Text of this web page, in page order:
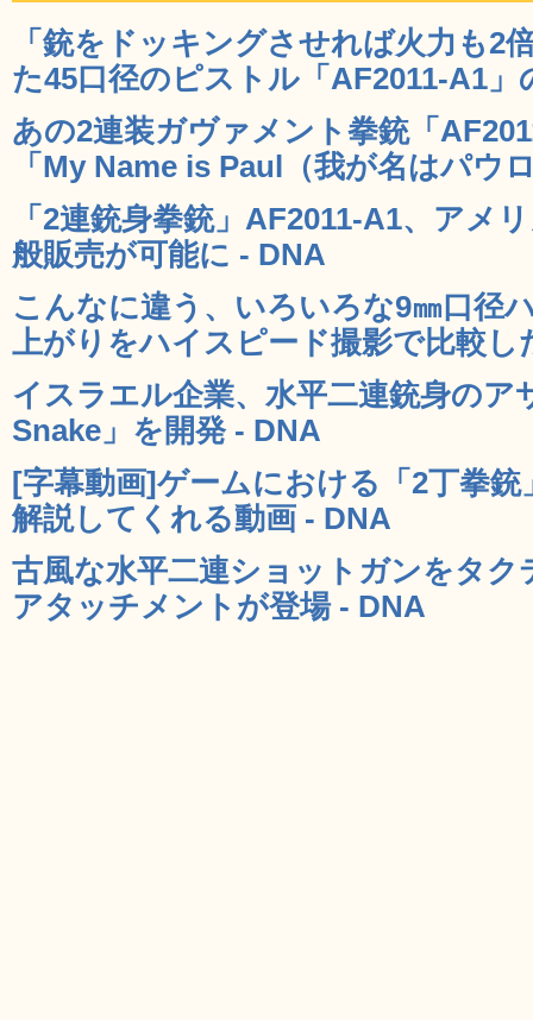
「銃をドッキングさせれば火力も2
た45口径のピストル「AF2011-A1」
あの2連装ガヴァメント拳銃「
「My Name is Paul（我が名はパウ
「2連銃身拳銃」AF2011-A1、アメ
般販売が可能に - DNA
こんなに違う、いろいろな9㎜口径
上がりをハイスピード撮影で比較し
イスラエル企業、水平二連銃身の
Snake」を開発 - DNA
[字幕動画]ゲームにおける「2丁拳
解説してくれる動画 - DNA
古風な水平二連ショットガンをタ
アタッチメントが登場 - DNA